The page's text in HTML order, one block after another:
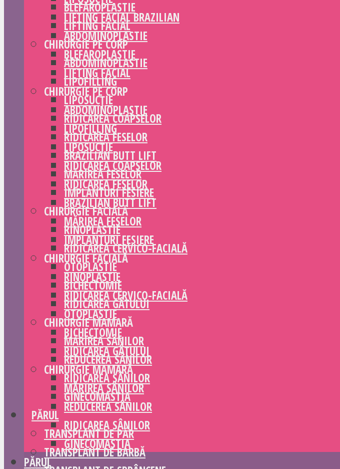
BLEFAROPLASTIE
LIFTING FACIAL
CHIRURGIE PE CORP
ABDOMINOPLASTIE
LIPOFILLING
LIPOSUCȚIE
RIDICAREA COAPSELOR
RIDICAREA FESELOR
BRAZILIAN BUTT LIFT
MĂRIREA FESELOR
IMPLANTURI FESIERE
CHIRURGIE FACIALĂ
RINOPLASTIE
RIDICAREA CERVICO-FACIALĂ
OTOPLASTIE
BICHECTOMIE
RIDICAREA GÂTULUI
CHIRURGIE MAMARĂ
MĂRIREA SÂNILOR
REDUCEREA SÂNILOR
RIDICAREA SÂNILOR
GINECOMASTIA
PĂRUL
TRANSPLANT DE PĂR
TRANSPLANT DE BARBĂ
LIFTING FACIAL BRAZILIAN
ABDOMINOPLASTIE
BLEFAROPLASTIE
LIFTING FACIAL
CHIRURGIE PE CORP
ABDOMINOPLASTIE
LIPOFILLING
LIPOSUCȚIE
RIDICAREA COAPSELOR
RIDICAREA FESELOR
BRAZILIAN BUTT LIFT
MĂRIREA FESELOR
IMPLANTURI FESIERE
CHIRURGIE FACIALĂ
RINOPLASTIE
RIDICAREA CERVICO-FACIALĂ
OTOPLASTIE
BICHECTOMIE
RIDICAREA GÂTULUI
CHIRURGIE MAMARĂ
MĂRIREA SÂNILOR
REDUCEREA SÂNILOR
RIDICAREA SÂNILOR
GINECOMASTIA
PĂRUL